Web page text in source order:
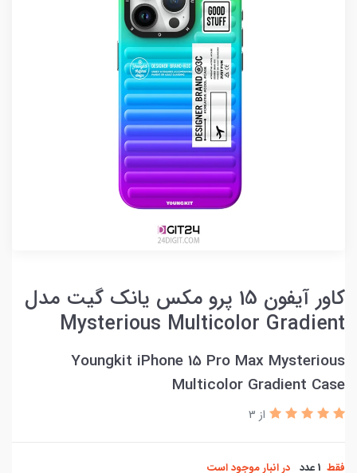
کاور آیفون 15 پرو مکس یانک گیت مدل
Mysterious Multicolor Gradient
Youngkit iPhone 15 Pro Max Mysterious
Multicolor Gradient Case
از 3
فقط 1 عدد در انبار موجود است